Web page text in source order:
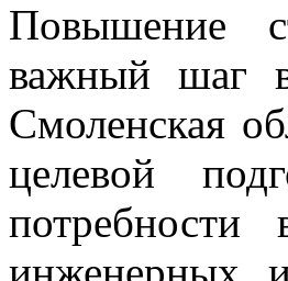
Повышение
важный шаг в
Смоленская
целевой
потребности